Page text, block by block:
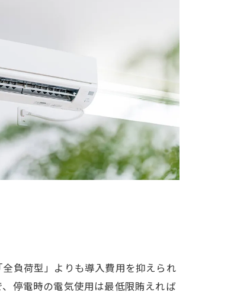
負荷型」よりも導入費用を抑えられ
停電時の電気使用は最低限賄えれば